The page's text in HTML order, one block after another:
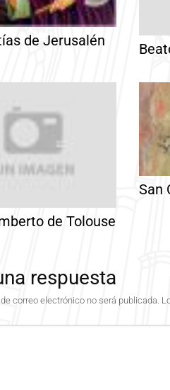
de Jerusalén
de Tolouse
San
respuesta
correo electrónico no será publicada.